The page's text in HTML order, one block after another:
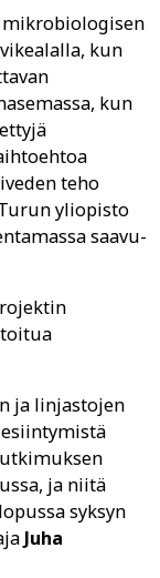
kun
kun
teho
yliopisto
saavu-
ja linjastojen
ja niitä
syksyn
Juha